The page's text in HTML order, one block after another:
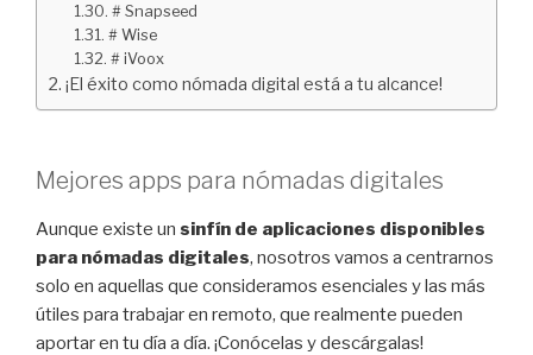
# Snapseed
# Wise
# iVoox
¡El éxito como nómada digital está a tu alcance!
Mejores apps para nómadas digitales
Aunque existe un sinfín de aplicaciones disponibles
para nómadas digitales, nosotros vamos a centrarnos
solo en aquellas que consideramos esenciales y las más
útiles para trabajar en remoto, que realmente pueden
aportar en tu día a día. ¡Conócelas y descárgalas!